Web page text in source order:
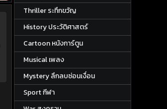
Thriller ระทึกขวัญ
History ประวัติศาสตร์
Cartoon หนังการ์ตูน
Musical เพลง
Mystery ลึกลบซ่อนเงื่อน
Sport กีฬา